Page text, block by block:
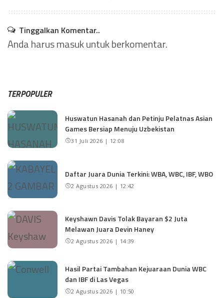
Tinggalkan Komentar..
Anda harusmasukuntuk berkomentar.
TERPOPULER
Huswatun Hasanah dan Petinju Pelatnas Asian
Games Bersiap Menuju Uzbekistan
31 Juli 2026 | 12:08
Daftar Juara Dunia Terkini: WBA, WBC, IBF, WBO
2 Agustus 2026 | 12:42
Keyshawn Davis Tolak Bayaran $2 Juta
Melawan Juara Devin Haney
2 Agustus 2026 | 14:39
Hasil Partai Tambahan Kejuaraan Dunia WBC
dan IBF di Las Vegas
2 Agustus 2026 | 10:50